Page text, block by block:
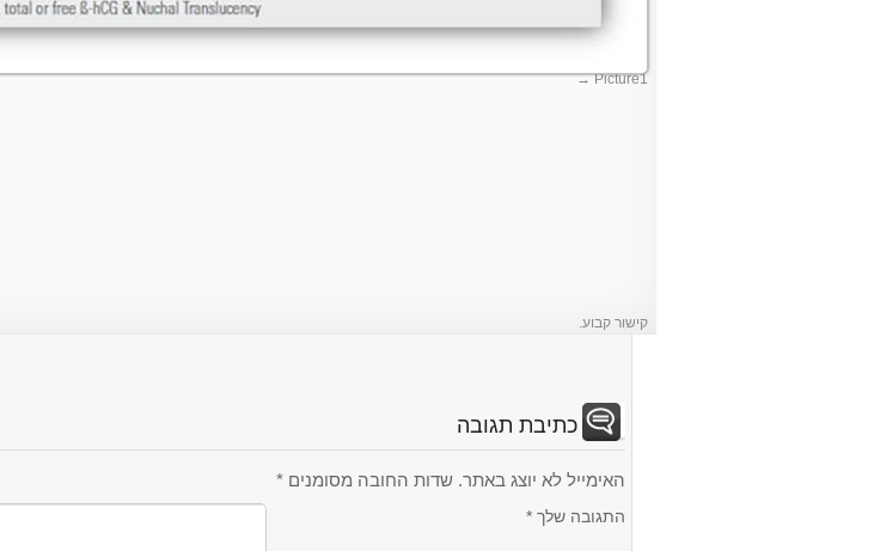
Picture1
קישור קבוע.
כתיבת תגובה
האימייל לא יוצג באתר. שדות החובה מסומנים *
התגובה שלך *